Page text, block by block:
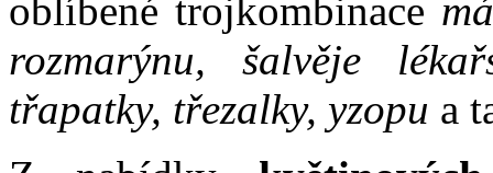
oblíbené trojkombinace
rozmarýnu, šalvěje
třapatky, třezalky, yzopu a